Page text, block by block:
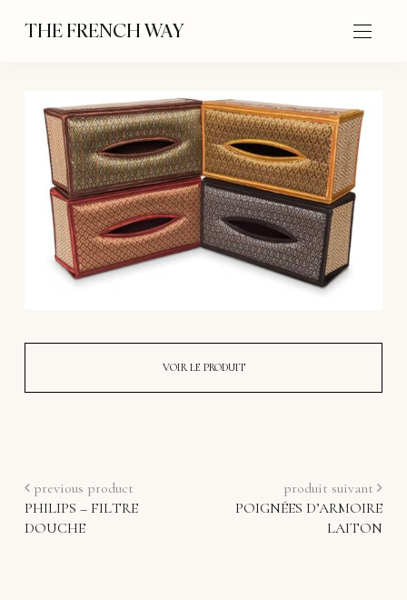
THE FRENCH WAY
VOIR LE PRODUIT
previous product
PHILIPS – FILTRE
DOUCHE
produit suivant
POIGNÉES D’ARMOIRE
LAITON